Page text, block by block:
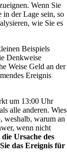
Wenn Sie
in der Lage sein, so
wie Sie es
Beispiels
Denkweise
Weise Geld an der
Ereignis
um 13:00 Uhr
alle anderen.
weshalb, warum an
wenn nicht
Ursache des
das Ereignis für